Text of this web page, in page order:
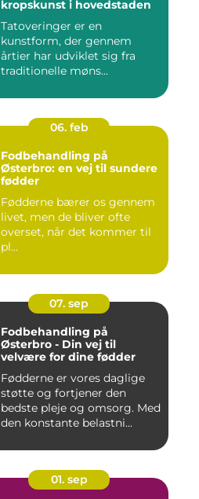
kropskunst i hovedstaden
Tatoveringer er en
kunstform, der gennem
årtier har udviklet sig fra
traditionelle møns...
06. feb
Fodbehandling på
Østerbro: en vej til sundere
fødder
Fødderne bærer os gennem
livet, men de bliver ofte
overset, når det kommer til
pl...
07. sep
Fodbehandling på
Østerbro - Din vej til
velvære for dine fødder
Fødderne er vores daglige
støtte og fortjener den
bedste pleje og omsorg. Med
den konstante belastni...
01. sep